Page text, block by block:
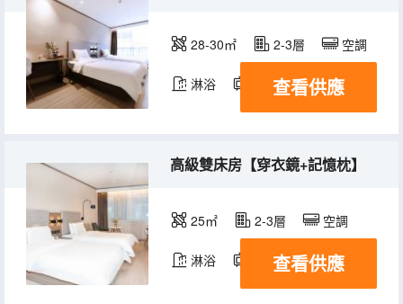
28-30㎡ 2-3層 空調
淋浴 電視機
查看供應
高級雙床房【穿衣鏡+記憶枕】
25㎡ 2-3層 空調
淋浴 電視機
查看供應